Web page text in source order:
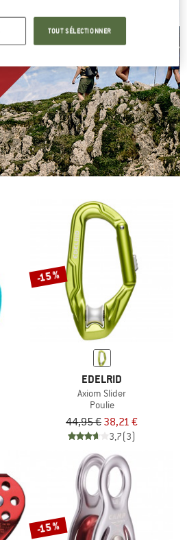
-15 %
EDELRID
Axiom Slider
Poulie
44,95 € 38,21 €
3,7(3)
-15 %
TOUT SÉLECTIONNER